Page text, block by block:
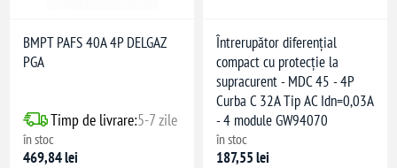
BMPT PAFS 40A 4P DELGAZ
PGA
Timp de livrare:5-7 zile
în stoc
469,84 lei
Întrerupător diferențial
compact cu protecție la
supracurent - MDC 45 - 4P
Curba C 32A Tip AC Idn=0,03A
- 4 module GW94070
în stoc
187,55 lei